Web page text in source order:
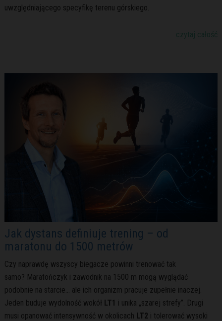
uwzględniającego specyfikę terenu górskiego.
czytaj całość
Jak dystans definiuje trening – od
maratonu do 1500 metrów
Czy naprawdę wszyscy biegacze powinni trenować tak
samo? Maratończyk i zawodnik na 1500 m mogą wyglądać
podobnie na starcie… ale ich organizm pracuje zupełnie inaczej.
Jeden buduje wydolność wokół LT1 i unika „szarej strefy”. Drugi
musi opanować intensywność w okolicach LT2i tolerować wysoki